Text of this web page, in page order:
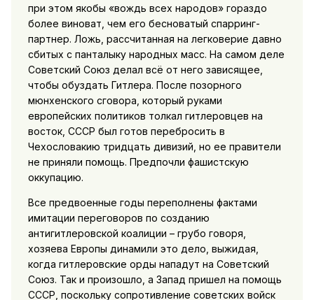
при этом якобы «вождь всех народов» гораздо
более виноват, чем его бесноватый спарринг-
партнер. Ложь, рассчитанная на легковерие давно
сбитых с панталыку народных масс. На самом деле
Советский Союз делал всё от него зависящее,
чтобы обуздать Гитлера. После позорного
мюнхенского сговора, который руками
европейских политиков толкал гитлеровцев на
восток, СССР был готов перебросить в
Чехословакию тридцать дивизий, но ее правители
не приняли помощь. Предпочли фашистскую
оккупацию.
Все предвоенные годы переполнены фактами
имитации переговоров по созданию
антигитлеровской коалиции – грубо говоря,
хозяева Европы динамили это дело, выжидая,
когда гитлеровские орды нападут на Советский
Союз. Так и произошло, а Запад пришел на помощь
СССР, поскольку сопротивление советских войск